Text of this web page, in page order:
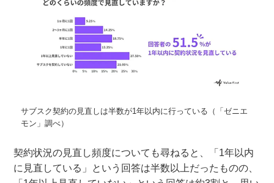
サブスク契約の見直しは半数が1年以内に行っている（「ゼニエ
モン」調べ）
契約状況の見直し頻度についても尋ねると、「1年以内
に見直している」という回答は半数以上だったものの、